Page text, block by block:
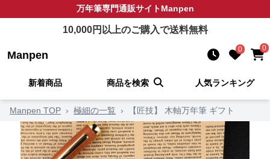
万年筆専門通販サイトManpen
10,000円以上のご購入で送料無料
Manpen 0 0
新着商品 商品を検索 人気ランキング
Manpen TOP › 極細の一覧 › 【匠技】 木軸万年筆 ギフト